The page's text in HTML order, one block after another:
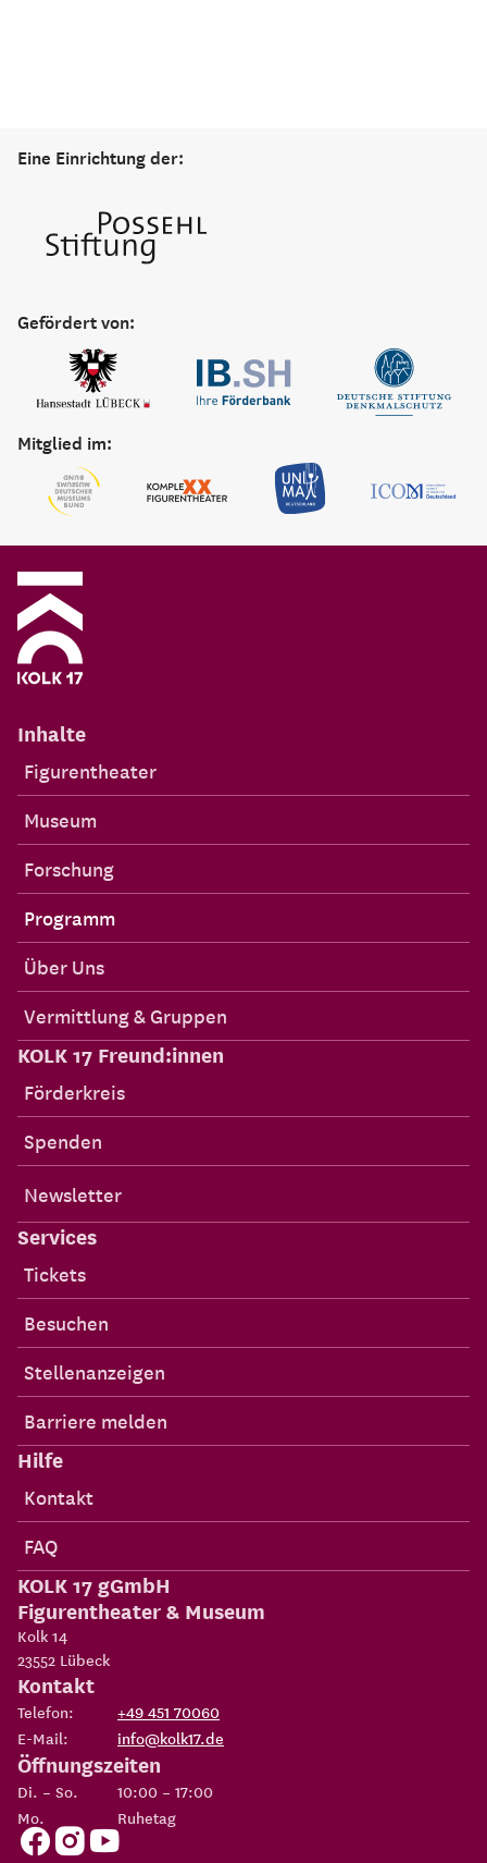
Eine Einrichtung der:
Gefördert von:
Mitglied im:
Inhalte
Figurentheater
Museum
Forschung
Programm
Über Uns
Vermittlung & Gruppen
KOLK 17 Freund:innen
Förderkreis
Spenden
Newsletter
Services
Tickets
Besuchen
Stellenanzeigen
Barriere melden
Hilfe
Kontakt
FAQ
KOLK 17 gGmbH
Figurentheater & Museum
Kolk 14
23552 Lübeck
Kontakt
Telefon:
+49 451 70060
E-Mail:
info@kolk17.de
Öffnungszeiten
Di. – So.
10:00 – 17:00
Mo.
Ruhetag